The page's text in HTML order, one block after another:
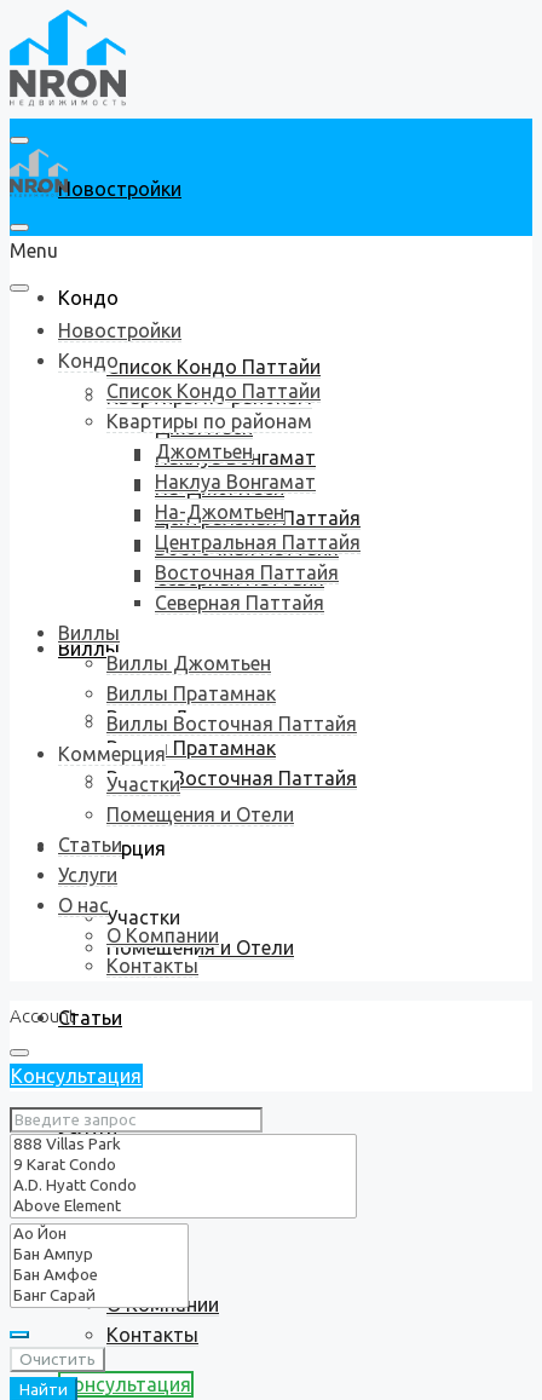
Новостройки
Кондо
Список Кондо Паттайи
Квартиры по районам
Джомтьен
Наклуа Вонгамат
На-Джомтьен
Центральная Паттайя
Восточная Паттайя
Северная Паттайя
Виллы
Виллы Джомтьен
Виллы Пратамнак
Виллы Восточная Паттайя
Коммерция
Участки
Помещения и Отели
Статьи
Услуги
О нас
О Компании
Контакты
Консультация
Menu
Новостройки
Кондо
Список Кондо Паттайи
Квартиры по районам
Джомтьен
Наклуа Вонгамат
На-Джомтьен
Центральная Паттайя
Восточная Паттайя
Северная Паттайя
Виллы
Виллы Джомтьен
Виллы Пратамнак
Виллы Восточная Паттайя
Коммерция
Участки
Помещения и Отели
Статьи
Услуги
О нас
О Компании
Контакты
Account
Консультация
Очистить
Найти